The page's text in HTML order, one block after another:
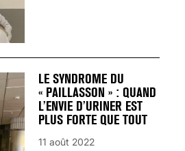
LE SYNDROME DU
« PAILLASSON » : QUAND
L’ENVIE D’URINER EST
PLUS FORTE QUE TOUT
11 août 2022